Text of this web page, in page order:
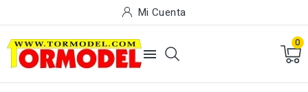
Mi Cuenta

0